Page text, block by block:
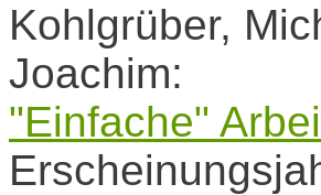
Kohlgrüber,
Joachim:
"Einfache"